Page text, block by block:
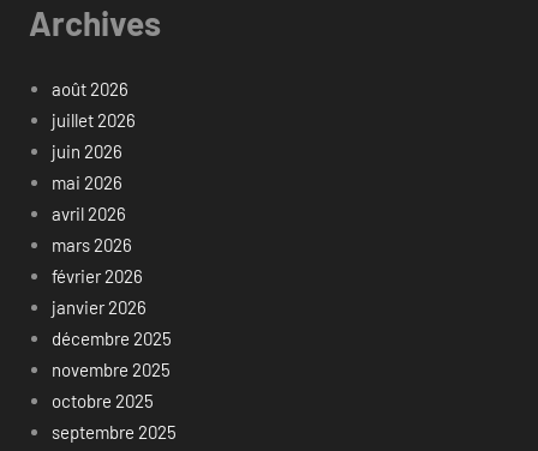
Archives
août 2026
juillet 2026
juin 2026
mai 2026
avril 2026
mars 2026
février 2026
janvier 2026
décembre 2025
novembre 2025
octobre 2025
septembre 2025